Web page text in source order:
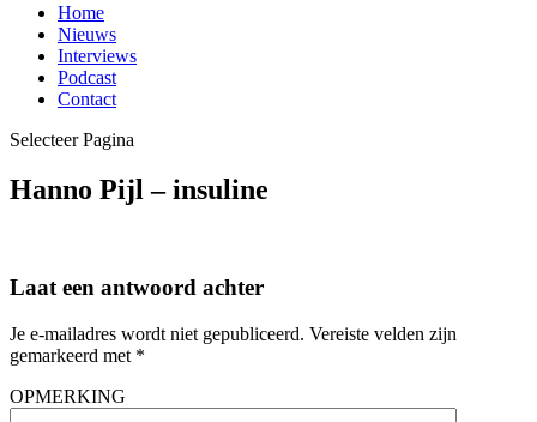
Home
Nieuws
Interviews
Podcast
Contact
Selecteer Pagina
Hanno Pijl – insuline
Laat een antwoord achter
Je e-mailadres wordt niet gepubliceerd. Vereiste velden zijn
gemarkeerd met *
OPMERKING